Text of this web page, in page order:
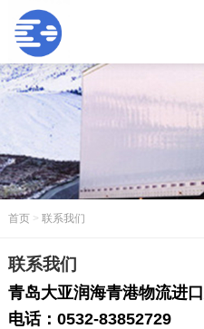
首页> 联系我们
联系我们
青岛大亚润海青港物流进
电话： 0532-83852729